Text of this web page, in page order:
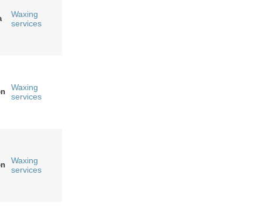
Waxing
services
Waxing
services
Waxing
services